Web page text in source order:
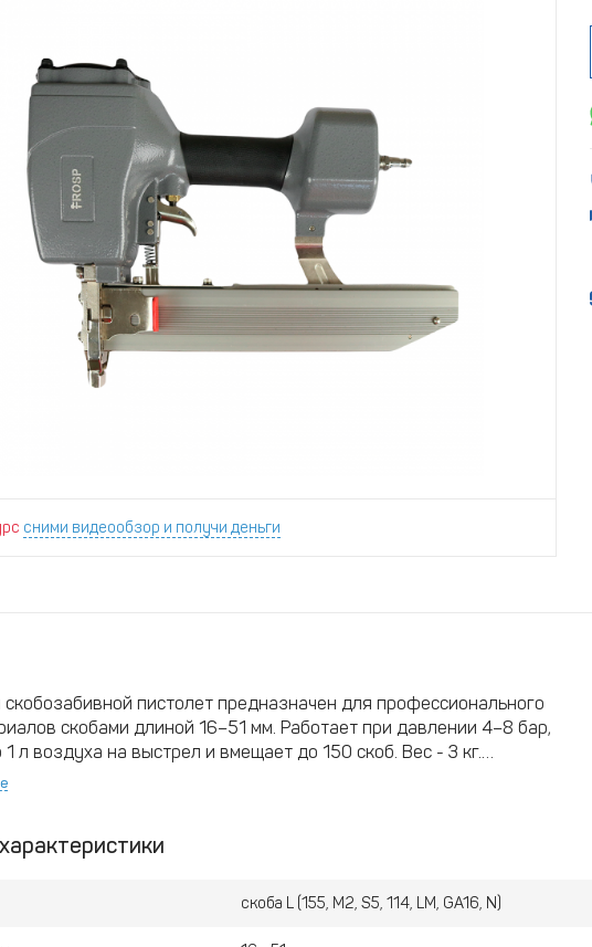
сними видеообзор и получи деньги
пистолет предназначен для профессионального
скобами длиной 16–51 мм. Работает при давлении 4–8 бар,
1 л воздуха на выстрел и вмещает до 150 скоб. Вес - 3 кг.
упаковочного и столярного производства - там, где важны
при длительной работе.
скоба L (155, М2, S5, 114, LM, GA16, N)